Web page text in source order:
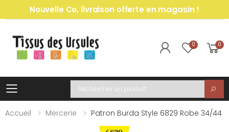
Nouvelle Co, livraison offerte en magasin !
0 0
Toggle mobile menu
Recherche
Accueil
Mercerie Patron Burda Style 6829 Robe 34/44